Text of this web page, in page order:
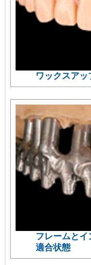
ワックスア
フレームと
適合状態